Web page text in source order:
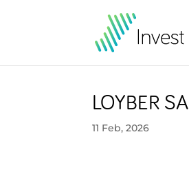
LOYBER SA
11 Feb, 2026